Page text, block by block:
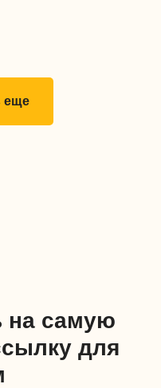
еще
на самую
для